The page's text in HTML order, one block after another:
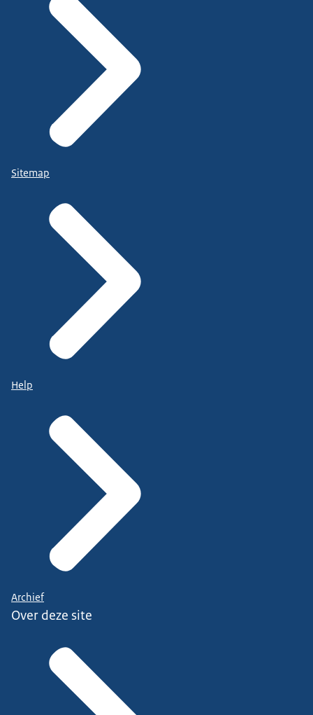
Sitemap
Help
Archief
Over deze site